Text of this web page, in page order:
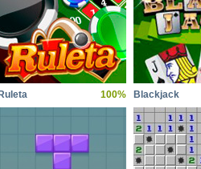
Ruleta 100% Blackjack